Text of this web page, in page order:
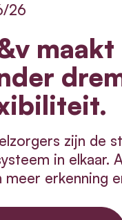
26
zijn de
in elkaar.
meer erkenning